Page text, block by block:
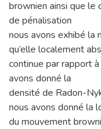
brownien ainsi que le
de pénalisation
nous avons exhibé la
qu’elle localement
continue par rapport
avons donné la
densité de Radon-
nous avons donné la
du mouvement